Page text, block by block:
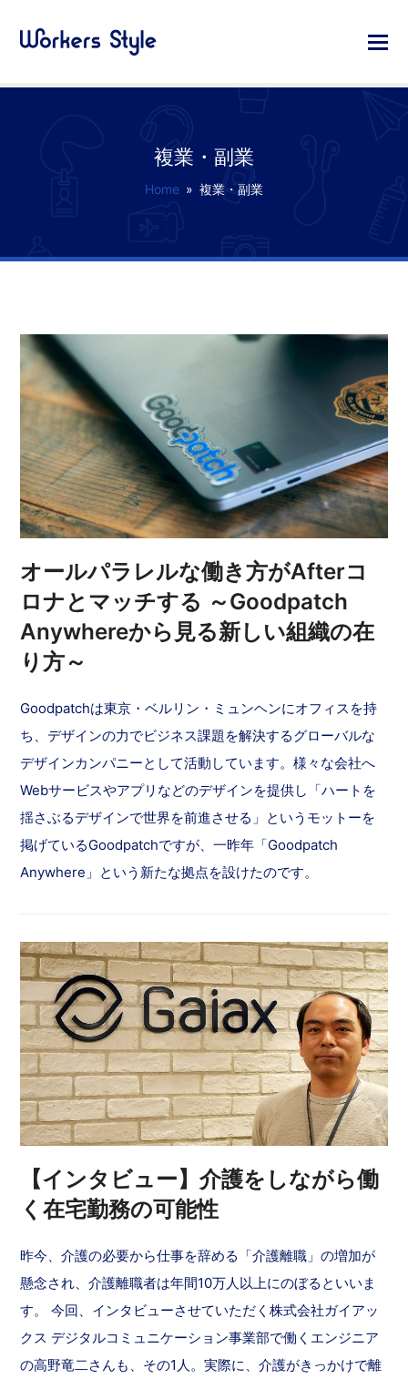
複業・副業
Home » 複業・副業
オールパラレルな働き方がAfterコ
ロナとマッチする ～Goodpatch
Anywhereから見る新しい組織の在
り方～
Goodpatchは東京・ベルリン・ミュンヘンにオフィスを持
ち、デザインの力でビジネス課題を解決するグローバルな
デザインカンパニーとして活動しています。様々な会社へ
Webサービスやアプリなどのデザインを提供し「ハートを
揺さぶるデザインで世界を前進させる」というモットーを
掲げているGoodpatchですが、一昨年「Goodpatch
Anywhere」という新たな拠点を設けたのです。
【インタビュー】介護をしながら働
く在宅勤務の可能性
昨今、介護の必要から仕事を辞める「介護離職」の増加が
懸念され、介護離職者は年間10万人以上にのぼるといいま
す。 今回、インタビューさせていただく株式会社ガイアッ
クス デジタルコミュニケーション事業部で働くエンジニア
の高野竜二さんも、その1人。実際に、介護がきっかけで離